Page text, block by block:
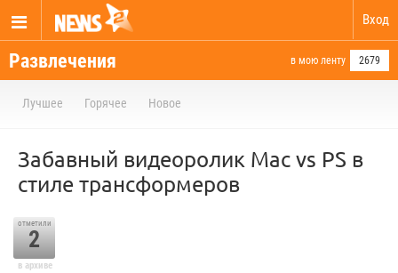
Вход
Развлечения в мою ленту 2679
Лучшее Горячее Новое
Забавный видеоролик Mac vs PS в
стиле трансформеров
отметили
2
в архиве